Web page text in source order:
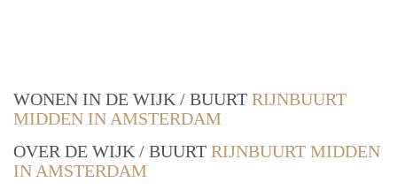
WONEN IN DE WIJK / BUURT RIJNBUURT
MIDDEN IN AMSTERDAM
OVER DE WIJK / BUURT RIJNBUURT MIDDEN
IN AMSTERDAM